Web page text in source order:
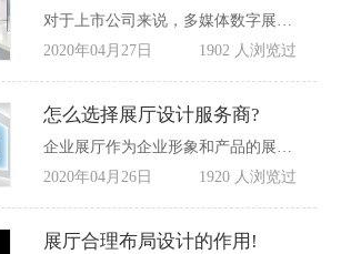
2020年04月27日
1902 人浏览过
怎么选择展厅设计服务商?
2020年04月26日
1920 人浏览过
展厅合理布局设计的作用!